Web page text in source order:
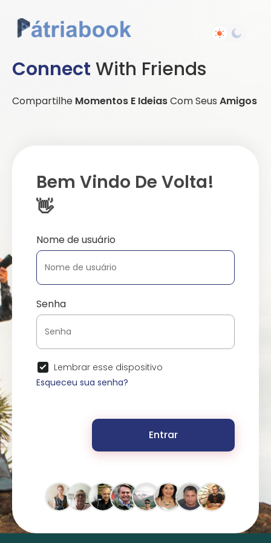
Connect With Friends
Compartilhe Momentos E IdeiasCom Seus Amigos
Bem Vindo De Volta!
👋
Nome de usuário
Senha
Lembrar esse dispositivo
Esqueceu sua senha?
Entrar